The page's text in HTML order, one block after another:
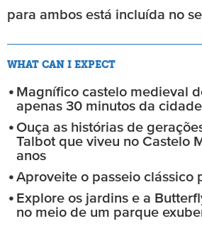
para ambos está incluída no
WHAT CAN I EXPECT
Magnífico castelo medieval
apenas 30 minutos da
Ouça as histórias de
Talbot que viveu no Castelo
anos
Aproveite o passeio clássico
Explore os jardins e a
no meio de um parque